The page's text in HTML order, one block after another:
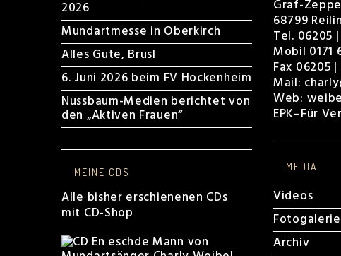
2026
Mundartmesse in Oberkirch
Alles Gute, Brusl
6. Juni 2026 beim FV Hockenheim
Nussbaum-Medien berichtet von
den „Aktiven Frauen“
MEINE CDS
Alle bisher erschienenen CDs
mit CD-Shop
Graf-
68799
Tel. 06205
Mobil 0171
Fax 06205 |
Mail:
Web:
EPK–Für
MEDIA
Videos
Fotogalerie
Archiv